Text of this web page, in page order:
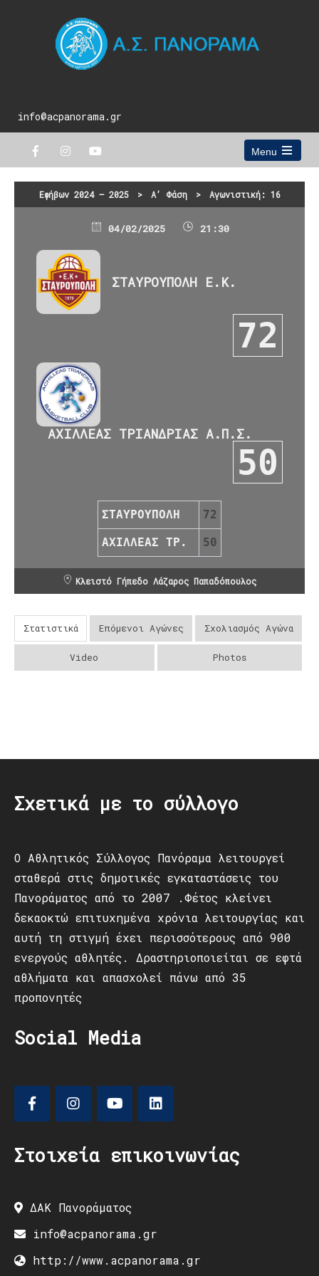
info@acpanorama.gr
Menu
Open
main
menu
Εφήβων 2024 – 2025 > Α’ Φάση > Αγωνιστική: 16
04/02/2025 21:30
ΣΤΑΥΡΟΥΠΟΛΗ Ε.Κ.
72
ΑΧΙΛΛΕΑΣ ΤΡΙΑΝΔΡΙΑΣ Α.Π.Σ.
50
ΣΤΑΥΡΟΥΠΟΛΗ 72
ΑΧΙΛΛΕΑΣ ΤΡ. 50
Κλειστό Γήπεδο Λάζαρος Παπαδόπουλος
Στατιστικά Επόμενοι Αγώνες Σχολιασμός Αγώνα
Video Photos
Σχετικά με το σύλλογο
Ο Αθλητικός Σύλλογος Πανόραμα λειτουργεί
σταθερά στις δημοτικές εγκαταστάσεις του
Πανοράματος από το 2007 .Φέτος κλείνει
δεκαοκτώ επιτυχημένα χρόνια λειτουργίας και
αυτή τη στιγμή έχει περισσότερους από 900
ενεργούς αθλητές. Δραστηριοποιείται σε εφτά
αθλήματα και απασχολεί πάνω από 35
προπονητές
Social Media
Στοιχεία επικοινωνίας
ΔΑΚ Πανοράματος
info@acpanorama.gr
http://www.acpanorama.gr